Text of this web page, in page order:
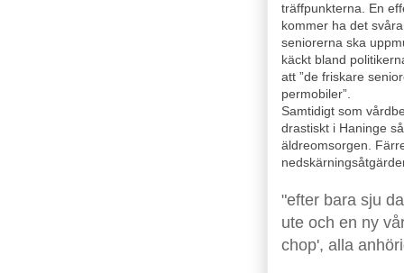
träffpunkterna. En
kommer ha det
seniorerna ska
käckt bland
att ”de friskare
permobiler”.
Samtidigt som
drastiskt i Haninge
äldreomsorgen.
"efter bara sju
ute och en ny
chop', alla